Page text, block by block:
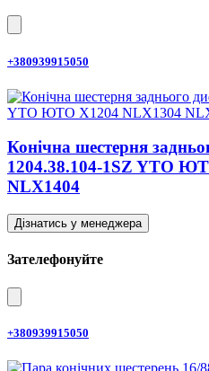
+380939915050
Конічна шестерня
1204.38.104-1SZ YTO
NLX1404
Дізнатись у менеджера
Зателефонуйте
+380939915050